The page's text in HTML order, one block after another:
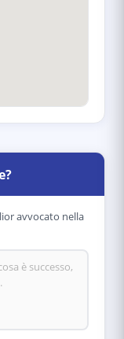
avvocato nella